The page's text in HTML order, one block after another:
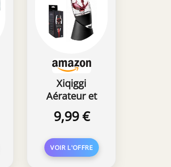
Xiqiggi
Aérateur et
Décanteur à
Vin, Carafe
Vin, Carafe
Décanter,
9,99 €